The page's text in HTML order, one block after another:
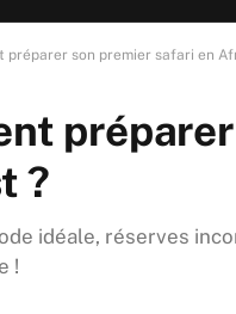
préparer son premier safari en
?
idéale, réserves
!